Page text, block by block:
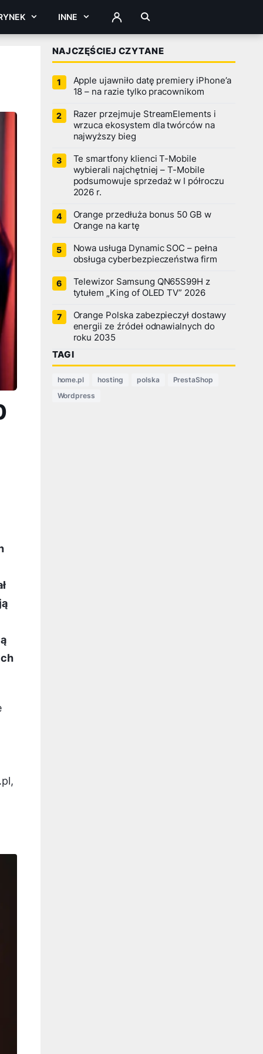
INNE ZALOGUJ
NAJCZĘŚCIEJ CZYTANE
Apple ujawniło datę premiery iPhone’a
18 – na razie tylko pracownikom
Razer przejmuje StreamElements i
wrzuca ekosystem dla twórców na
najwyższy bieg
Te smartfony klienci T-Mobile
wybierali najchętniej – T-Mobile
podsumowuje sprzedaż w I półroczu
2026 r.
Orange przedłuża bonus 50 GB w
Orange na kartę
Nowa usługa Dynamic SOC – pełna
obsługa cyberbezpieczeństwa firm
Telewizor Samsung QN65S99H z
tytułem „King of OLED TV” 2026
Orange Polska zabezpieczył dostawy
energii ze źródeł odnawialnych do
roku 2035
TAGI
home.pl hosting polska
PrestaShop
Wordpress